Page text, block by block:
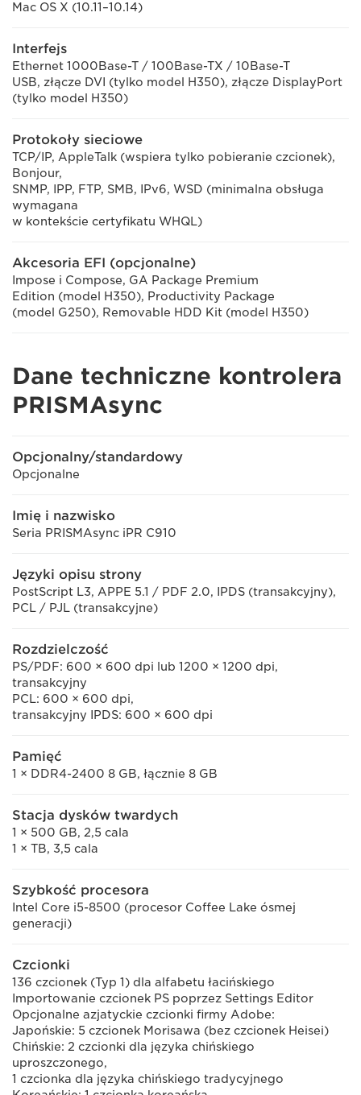
Mac OS X (10.11–10.14)
Interfejs
Ethernet 1000Base-T / 100Base-TX / 10Base-T
USB, złącze DVI (tylko model H350), złącze DisplayPort
(tylko model H350)
Protokoły sieciowe
TCP/IP, AppleTalk (wspiera tylko pobieranie czcionek),
Bonjour,
SNMP, IPP, FTP, SMB, IPv6, WSD (minimalna obsługa
wymagana
w kontekście certyfikatu WHQL)
Akcesoria EFI (opcjonalne)
Impose i Compose, GA Package Premium
Edition (model H350), Productivity Package
(model G250), Removable HDD Kit (model H350)
Dane techniczne kontrolera
PRISMAsync
Opcjonalny/standardowy
Opcjonalne
Imię i nazwisko
Seria PRISMAsync iPR C910
Języki opisu strony
PostScript L3, APPE 5.1 / PDF 2.0, IPDS (transakcyjny),
PCL / PJL (transakcyjne)
Rozdzielczość
PS/PDF: 600 × 600 dpi lub 1200 × 1200 dpi,
transakcyjny
PCL: 600 × 600 dpi,
transakcyjny IPDS: 600 × 600 dpi
Pamięć
1 × DDR4-2400 8 GB, łącznie 8 GB
Stacja dysków twardych
1 × 500 GB, 2,5 cala
1 × TB, 3,5 cala
Szybkość procesora
Intel Core i5-8500 (procesor Coffee Lake ósmej
generacji)
Czcionki
136 czcionek (Typ 1) dla alfabetu łacińskiego
Importowanie czcionek PS poprzez Settings Editor
Opcjonalne azjatyckie czcionki firmy Adobe:
Japońskie: 5 czcionek Morisawa (bez czcionek Heisei)
Chińskie: 2 czcionki dla języka chińskiego
uproszczonego,
1 czcionka dla języka chińskiego tradycyjnego